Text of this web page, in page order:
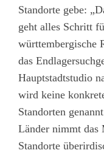
Standorte gebe:
geht alles Schritt
württembergische
das
Hauptstadtstudio
wird keine
Standorten
Länder nimmt das
Standorte